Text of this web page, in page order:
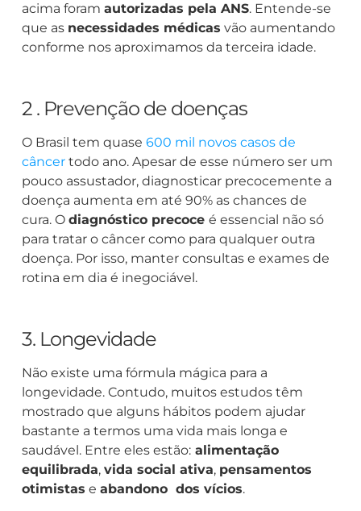
acima foram autorizadas pela ANS. Entende-se
que as necessidades médicas vão aumentando
conforme nos aproximamos da terceira idade.
2 . Prevenção de doenças
O Brasil tem quase 600 mil novos casos de
câncertodo ano. Apesar de esse número ser um
pouco assustador, diagnosticar precocemente a
doença aumenta em até 90% as chances de
cura. O diagnóstico precoce é essencial não só
para tratar o câncer como para qualquer outra
doença. Por isso, manter consultas e exames de
rotina em dia é inegociável.
3. Longevidade
Não existe uma fórmula mágica para a
longevidade. Contudo, muitos estudos têm
mostrado que alguns hábitos podem ajudar
bastante a termos uma vida mais longa e
saudável. Entre eles estão:alimentação
equilibrada, vida social ativa, pensamentos
otimistas e abandono dos vícios.